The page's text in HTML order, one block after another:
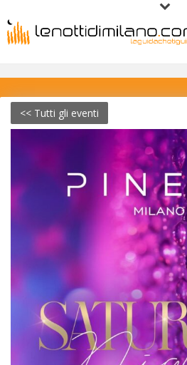
<< Tutti gli eventi